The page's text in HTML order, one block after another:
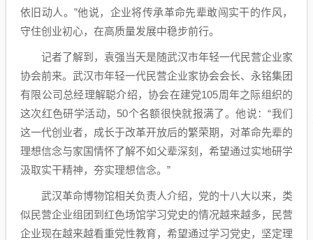
依旧动人。”他说，企业将传承革命先辈敢闯实干的作风，
守住创业初心，在高质量发展中稳步前行。
记者了解到，袁强当天是随武汉市年轻一代民营企业家
协会前来。武汉市年轻一代民营企业家协会会长、永铭集团
有限公司总经理解聪介绍，协会在建党105周年之际组织的
这次红色研学活动，50个名额很快就报满了。他说：“我们
这一代创业者，成长于改革开放后的繁荣期，对革命先辈的
理想信念与家国情怀了解不如父辈深刻，希望通过实地研学
汲取实干精神，夯实理想信念。”
武汉革命博物馆相关负责人介绍，党的十八大以来，类
似民营企业组团到红色场馆学习党史的情况越来越多，民营
企业现在越来越看重党性教育，希望通过学习党史，坚定理